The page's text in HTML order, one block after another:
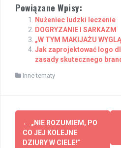
Powiązane Wpisy:
Nużeniec ludzki leczenie
DOGRYZANIE I SARKAZM
„W TYM MAKIJAŻU
Jak zaprojektować logo
zasady skutecznego
Inne tematy
Post
navigation
← „NIE ROZUMIEM, PO
CO JEJ KOLEJNE
DZIURY W CIELE!”